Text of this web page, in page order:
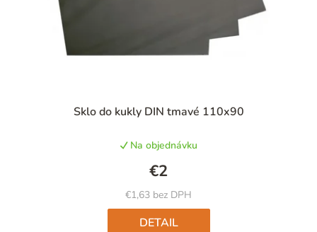
Sklo do kukly DIN tmavé 110x90
hodnotenie
je
5,0
z
5
hviezdičiek.
Na objednávku
€1,63 bez DPH
€2
DETAIL